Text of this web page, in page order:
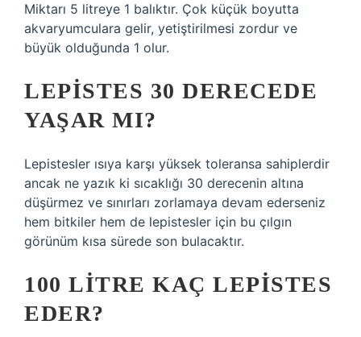
Miktarı 5 litreye 1 balıktır. Çok küçük boyutta
akvaryumculara gelir, yetiştirilmesi zordur ve
büyük olduğunda 1 olur.
LEPISTES 30 DERECEDE
YAŞAR MI?
Lepistesler ısıya karşı yüksek toleransa sahiplerdir
ancak ne yazık ki sıcaklığı 30 derecenin altına
düşürmez ve sınırları zorlamaya devam ederseniz
hem bitkiler hem de lepistesler için bu çılgın
görünüm kısa sürede son bulacaktır.
100 LITRE KAÇ LEPISTES
EDER?